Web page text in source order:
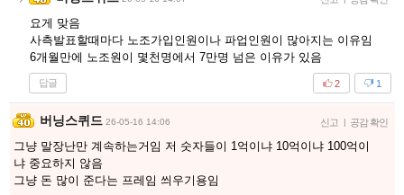
요게 맞음
사측발표할때마다 노조가입인원이나 파업인원이 많아지는 이유임
6개월만에 노조원이 몇천명에서 7만명 넘은 이유가 있음
답글 1
2
버닝스퀴드 26-05-16 14:06 신고 | 공감 확인
그냥 말장난만 계속하는거임 저 숫자들이 1억이냐 10억이냐 100억이
냐 중요하지 않음
그냥 돈 많이 준다는 프레임 씌우기용임